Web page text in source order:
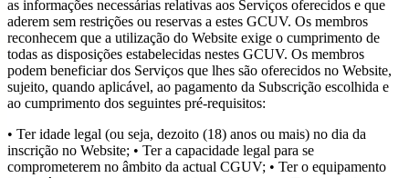
as informações necessárias relativas aos Serviços oferecidos e que
aderem sem restrições ou reservas a estes GCUV. Os membros
reconhecem que a utilização do Website exige o cumprimento de
todas as disposições estabelecidas nestes GCUV. Os membros
podem beneficiar dos Serviços que lhes são oferecidos no Website,
sujeito, quando aplicável, ao pagamento da Subscrição escolhida e
ao cumprimento dos seguintes pré-requisitos:
• Ter idade legal (ou seja, dezoito (18) anos ou mais) no dia da
inscrição no Website; • Ter a capacidade legal para se
comprometerem no âmbito da actual CGUV; • Ter o equipamento